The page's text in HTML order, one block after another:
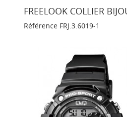
FREELOOK COLLIER
Référence FRJ.3.6019-1